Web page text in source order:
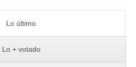
Lo último
Lo + votado